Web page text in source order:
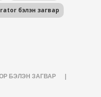
бэлэн загвар
БЭЛЭН ЗАГВАР